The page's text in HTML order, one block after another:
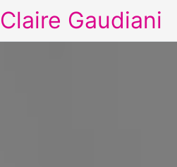
Claire Gaudiani